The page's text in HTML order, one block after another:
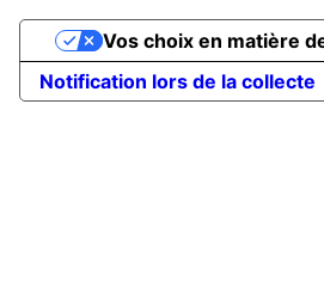
Notification lors de la collecte
Vos choix en matière